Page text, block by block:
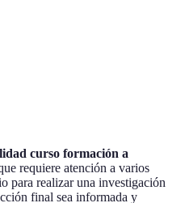
curso formación a
requiere atención a varios
para realizar una investigación
final sea informada y